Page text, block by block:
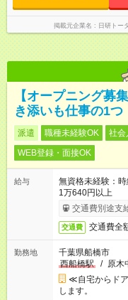
掲載元企業名 日研トー
【オープニング募
き添いも仕事の1つ
派遣 職種未経験OK 社会
WEB登録・面接OK
給与
無資格未経験：
1万640円以上
交通費別途支
交通費 交通費全
勤務地
千葉県船橋市
西船橋駅
/ 原木
≪自宅からド
します。